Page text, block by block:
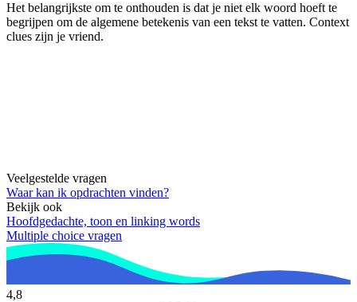
Het belangrijkste om te onthouden is dat je niet elk woord hoeft te
begrijpen om de algemene betekenis van een tekst te vatten. Context
clues zijn je vriend.
Veelgestelde vragen
Waar kan ik opdrachten vinden?
Bekijk ook
Hoofdgedachte, toon en linking words
Multiple choice vragen
4,8